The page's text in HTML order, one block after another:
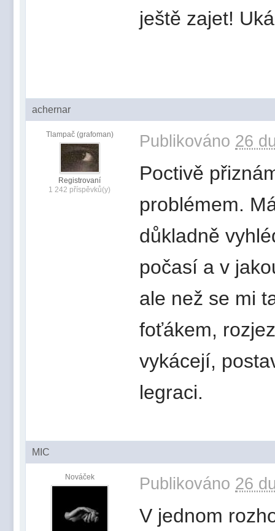
ještě zajet!
achernar
Tlampač (grafoman)
Registrovaní
1 242 příspěvků(y)
Publikováno 26
Poctivě
problémem.
důkladně
počasí a v
ale než se mi
foťákem,
vykácejí,
legraci.
MIC
Nováček Publikováno 26
V jednom